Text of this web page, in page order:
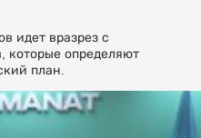
идет вразрез с
которые определяют
план.